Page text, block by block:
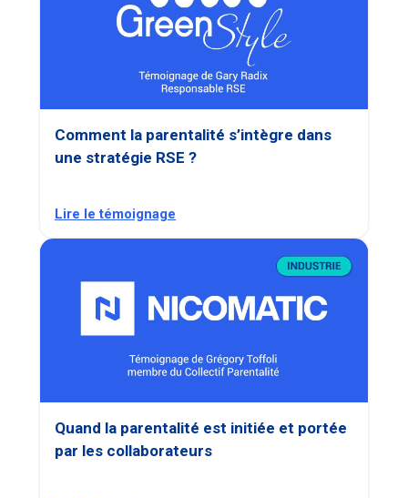
Comment la parentalité s’intègre dans
une stratégie RSE ?
Lire le témoignage
Quand la parentalité est initiée et portée
par les collaborateurs